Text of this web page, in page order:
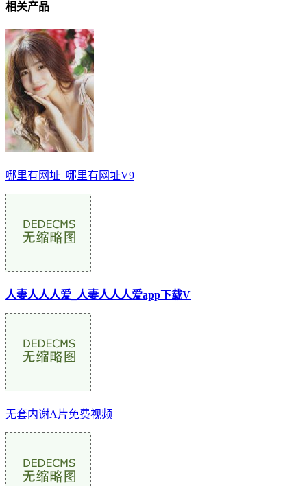
相关产品
哪里有网址_哪里有网址V9
人妻人人人爱_人妻人人人爱app下载V
无套内谢A片免费视频